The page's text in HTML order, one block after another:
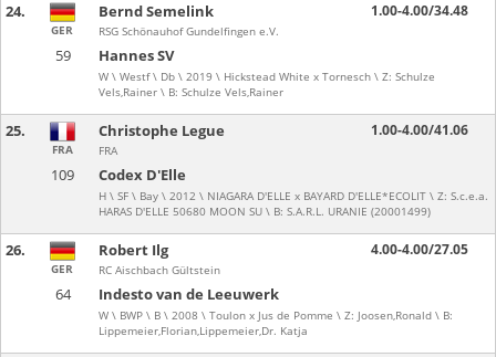
24.
59 Hannes SV
W \ Westf \ Db \ 2019 \ Hickstead White x Tornesch \ Z: Schulze
Vels,Rainer \ B: Schulze Vels,Rainer
GER
Bernd Semelink
RSG Schönauhof Gundelfingen e.V.
1.00-4.00/34.48
25.
109 Codex D'Elle
H \ SF \ Bay \ 2012 \ NIAGARA D'ELLE x BAYARD D'ELLE*ECOLIT \ Z: S.c.e.a.
HARAS D'ELLE 50680 MOON SU \ B: S.A.R.L. URANIE (20001499)
FRA
Christophe Legue
FRA
1.00-4.00/41.06
26.
64 Indesto van de Leeuwerk
W \ BWP \ B \ 2008 \ Toulon x Jus de Pomme \ Z: Joosen,Ronald \ B:
Lippemeier,Florian,Lippemeier,Dr. Katja
GER
Robert Ilg
RC Aischbach Gültstein
4.00-4.00/27.05